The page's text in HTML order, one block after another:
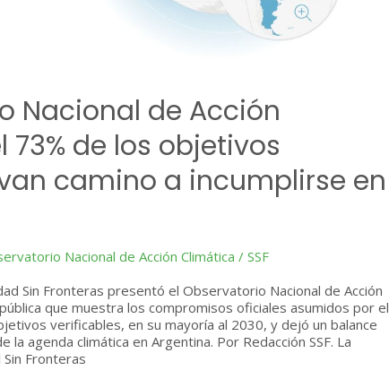
Nacional de Acción
de los objetivos
camino a incumplirse en
Nacional de Acción Climática / SSF
Sin Fronteras presentó el Observatorio Nacional de Acción
que muestra los compromisos oficiales asumidos por el
verificables, en su mayoría al 2030, y dejó un balance
agenda climática en Argentina. Por Redacción SSF. La
Sin Fronteras